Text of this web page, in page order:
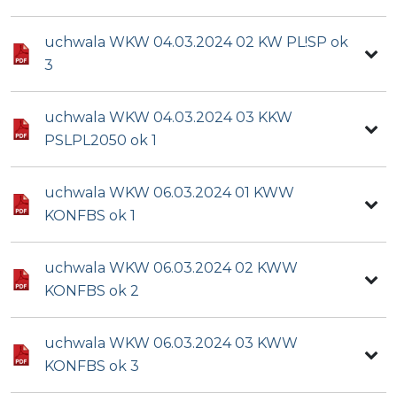
uchwala WKW 04.03.2024 02 KW PL!SP ok
3
uchwala WKW 04.03.2024 03 KKW
PSLPL2050 ok 1
uchwala WKW 06.03.2024 01 KWW
KONFBS ok 1
uchwala WKW 06.03.2024 02 KWW
KONFBS ok 2
uchwala WKW 06.03.2024 03 KWW
KONFBS ok 3